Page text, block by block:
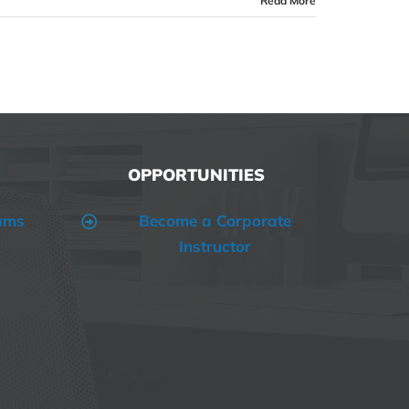
OPPORTUNITIES
Become a Corporate
Instructor